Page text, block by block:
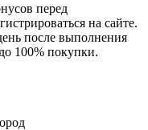
перед
на сайте.
после выполнения
100% покупки.